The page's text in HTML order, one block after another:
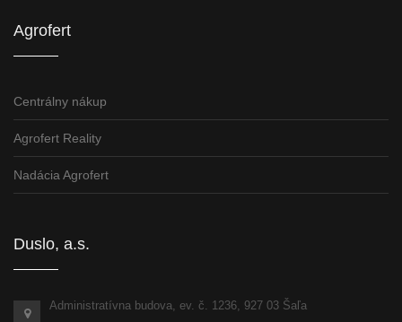
Agrofert
Centrálny nákup
Agrofert Reality
Nadácia Agrofert
Duslo, a.s.
Administratívna budova, ev. č. 1236, 927 03 Šaľa